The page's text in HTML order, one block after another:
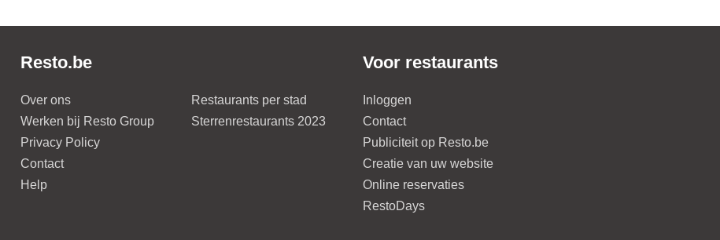
Resto.be
Over ons
Werken bij Resto Group
Privacy Policy
Contact
Help
Restaurants per stad
Sterrenrestaurants 2023
Voor restaurants
Inloggen
Contact
Publiciteit op Resto.be
Creatie van uw website
Online reservaties
RestoDays